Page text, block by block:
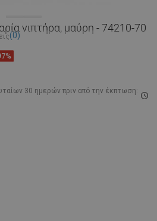
νιπτήρα, μαύρη - 74210-70
(0)
30 ημερών πριν από την έκπτωση: